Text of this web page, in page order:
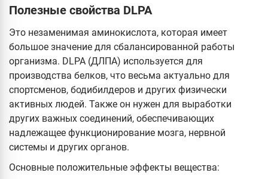
Полезные свойства DLPA
Это незаменимая аминокислота, которая имеет
большое значение для сбалансированной работы
организма. DLPA (ДЛПА) используется для
производства белков, что весьма актуально для
спортсменов, бодибилдеров и других физически
активных людей. Также он нужен для выработки
других важных соединений, обеспечивающих
надлежащее функционирование мозга, нервной
системы и других органов.
Основные положительные эффекты вещества: